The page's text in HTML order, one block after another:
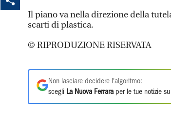
Il piano va nella direzione della
scarti di plastica.
© RIPRODUZIONE RISERVATA
Non lasciare decidere l'algoritmo:
scegli La Nuova Ferrara per le tue notizie